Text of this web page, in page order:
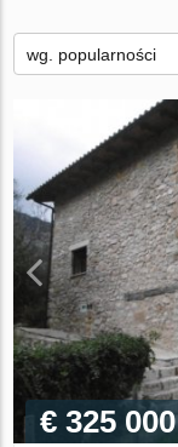
wg. popularności
€ 325 000